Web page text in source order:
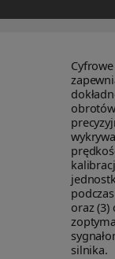
oraz (3)
silnika.